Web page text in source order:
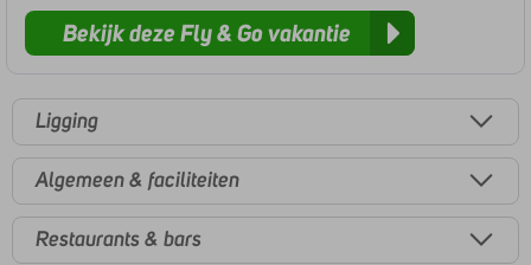
Bekijk deze Fly & Go vakantie
Ligging
Algemeen & faciliteiten
Restaurants & bars